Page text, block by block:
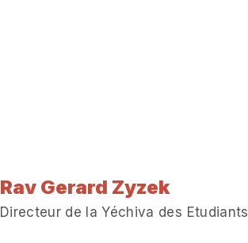
Rav Gerard Zyzek
Directeur de la Yéchiva des Etudiants